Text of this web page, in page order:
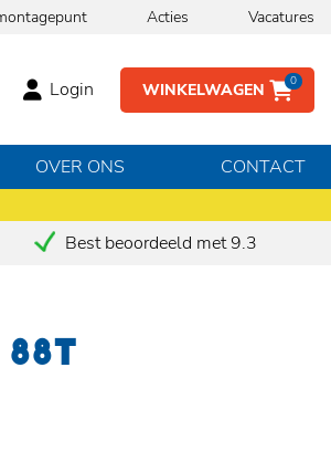
Acties Vacatures
WINKELWAGEN 0
Login
OVER ONS CONTACT
Best beoordeeld met 9.3
88T